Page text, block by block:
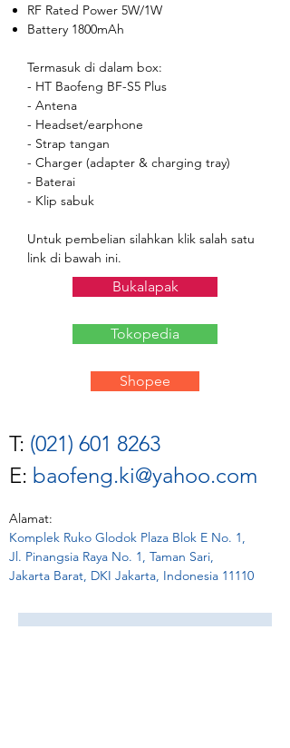
RF Rated Power 5W/1W
Battery 1800mAh
Termasuk di dalam box:
- HT Baofeng BF-S5 Plus
- Antena
- Headset/earphone
- Strap tangan
- Charger (adapter & charging tray)
- Baterai
- Klip sabuk
Untuk pembelian silahkan klik salah satu
link di bawah ini.
Bukalapak
Tokopedia
Shopee
T: (021) 601 8263
E: baofeng.ki@yahoo.com
Alamat:
Komplek Ruko Glodok Plaza Blok E No. 1,
Jl. Pinangsia Raya No. 1, Taman Sari,
Jakarta Barat, DKI Jakarta, Indonesia 11110